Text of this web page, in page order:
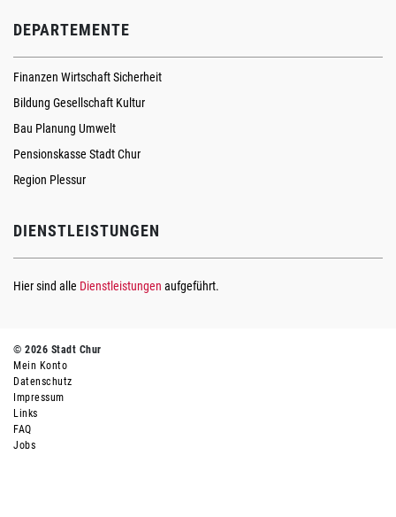
DEPARTEMENTE
Finanzen Wirtschaft Sicherheit
Bildung Gesellschaft Kultur
Bau Planung Umwelt
Pensionskasse Stadt Chur
Region Plessur
DIENSTLEISTUNGEN
Hier sind alle Dienstleistungen aufgeführt.
© 2026 Stadt Chur
Mein Konto
Datenschutz
Impressum
Links
FAQ
Jobs